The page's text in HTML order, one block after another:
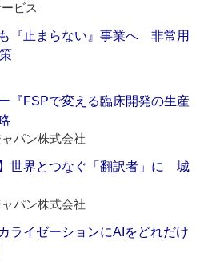
ビス
『止まらない』事業へ 非常用
『FSPで変える臨床開発の生産
パン株式会社
】世界とつなぐ「翻訳者」に 城
パン株式会社
ライゼーションにAIをどれだけ